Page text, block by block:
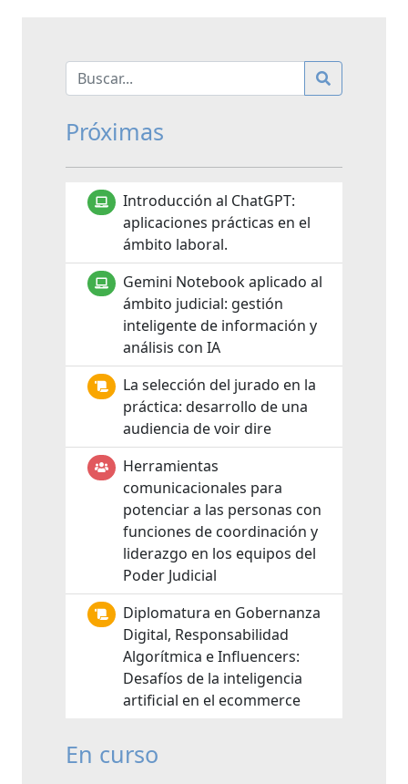
Próximas
Introducción al ChatGPT:
aplicaciones prácticas en el
ámbito laboral.
Gemini Notebook aplicado al
ámbito judicial: gestión
inteligente de información y
análisis con IA
La selección del jurado en la
práctica: desarrollo de una
audiencia de voir dire
Herramientas
comunicacionales para
potenciar a las personas con
funciones de coordinación y
liderazgo en los equipos del
Poder Judicial
Diplomatura en Gobernanza
Digital, Responsabilidad
Algorítmica e Influencers:
Desafíos de la inteligencia
artificial en el ecommerce
En curso